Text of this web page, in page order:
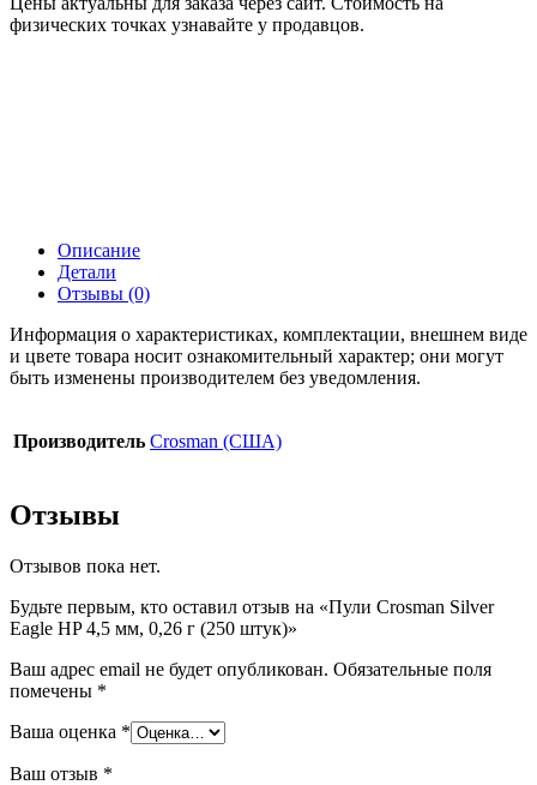
физических точках узнавайте у продавцов.
Описание
Детали
Отзывы (0)
Информация о характеристиках, комплектации, внешнем виде
и цвете товара носит ознакомительный характер; они могут
быть изменены производителем без уведомления.
Производитель Crosman (США)
Отзывы
Отзывов пока нет.
Будьте первым, кто оставил отзыв на «Пули Crosman Silver
Eagle HP 4,5 мм, 0,26 г (250 штук)»
Ваш адрес email не будет опубликован. Обязательные поля
помечены *
Ваша оценка *
Ваш отзыв *